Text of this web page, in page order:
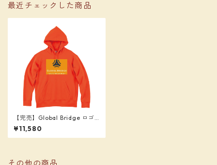
最近チェックした商品
【完売】Global Bridge ロゴ
入りパーカー（98限定）
¥11,580
その他の商品